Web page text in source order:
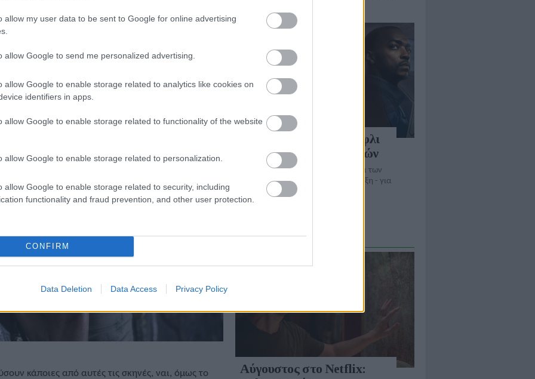
allow my user data to be sent to Google for online advertising
allow Google to send me personalized advertising.
allow Google to enable storage related to analytics like cookies on
identifiers in apps.
allow Google to enable storage related to functionality of the website
allow Google to enable storage related to personalization.
allow Google to enable storage related to security, including
functionality and fraud prevention, and other user protection.
CONFIRM
Data Deletion Data Access Privacy Policy
μας για 15 χρόνια. Στο δεύτερο μισό του
η δράση μ' έναν αριθμό από σεκάνς
games της σειράς, η αλήθεια είναι πως ο ρυθμός
λίγο - έως... όχι λίγο - προβλέψιμη για τα
κάποιες από αυτές τις σκηνές, ναι, όμως το
Disney Plus: στο κατώφλι
των 100 εκ. συνδρομητών
Η Δικτυακή ψυχαγωγική υπηρεσία των
Αμερικανών σε εκρηκτική ανάπτυξη - για
πόσο μπορεί να την διατηρήσει;
Αύγουστος στο Netflix: